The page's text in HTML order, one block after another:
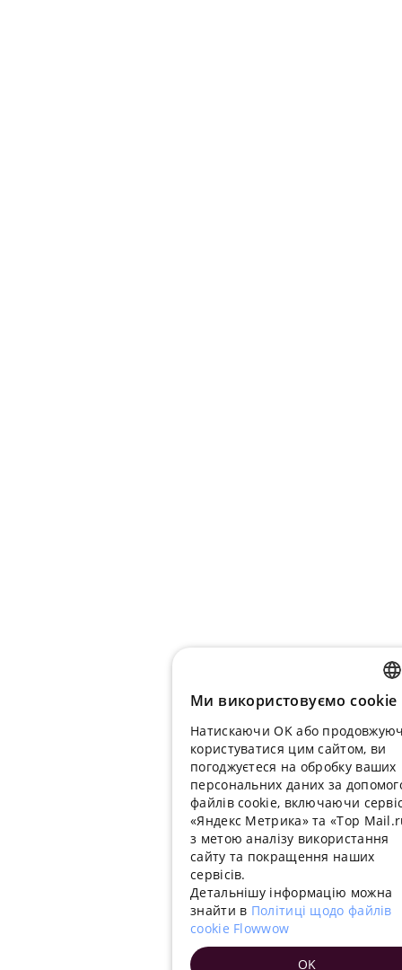
FRENCH
Ми використовуємо cookie
Натискаючи OK або
користуватися цим сайтом, ви
погоджуєтеся на обробку ваших
персональних даних за
файлів cookie, включаючи
«Яндекс Метрика» та «Top
з метою аналізу використання
сайту та покращення наших
сервісів.
Детальнішу інформацію можна
знайти в Політиці щодо файлів
cookie Flowwow
OK